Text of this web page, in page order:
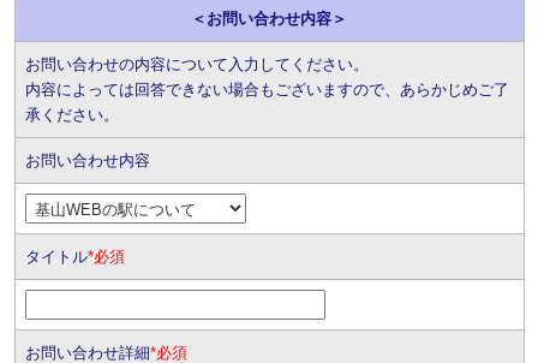
＜お問い合わせ内容＞
お問い合わせの内容について入力してください。
内容によっては回答できない場合もございますので、あらかじめご了
承ください。
お問い合わせ内容
タイトル*必須
お問い合わせ詳細*必須